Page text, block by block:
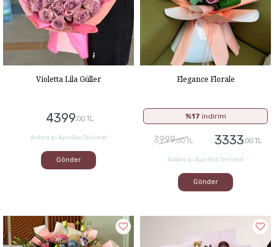
Violetta Lila Güller
4399,00 TL
Ankara İçi Aynı Gün Teslimat
Gönder
Elegance Florale
%17 indirim
3999,00 TL 3333,00 TL
Ankara İçi Aynı Gün Teslimat
Gönder